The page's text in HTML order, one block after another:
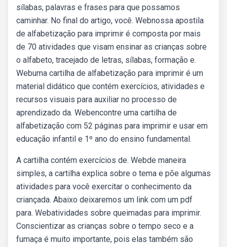
sílabas, palavras e frases para que possamos
caminhar. No final do artigo, você. Webnossa apostila
de alfabetização para imprimir é composta por mais
de 70 atividades que visam ensinar as crianças sobre
o alfabeto, tracejado de letras, sílabas, formação e.
Webuma cartilha de alfabetização para imprimir é um
material didático que contém exercícios, atividades e
recursos visuais para auxiliar no processo de
aprendizado da. Webencontre uma cartilha de
alfabetização com 52 páginas para imprimir e usar em
educação infantil e 1º ano do ensino fundamental.
A cartilha contém exercícios de. Webde maneira
simples, a cartilha explica sobre o tema e põe algumas
atividades para você exercitar o conhecimento da
criançada. Abaixo deixaremos um link com um pdf
para. Webatividades sobre queimadas para imprimir.
Conscientizar as crianças sobre o tempo seco e a
fumaça é muito importante, pois elas também são